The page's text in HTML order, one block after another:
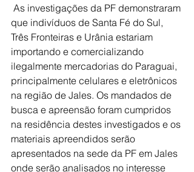
que indivíduos de Santa Fé do Sul,
Três Fronteiras e Urânia estariam
importando e comercializando
ilegalmente mercadorias do Paraguai,
principalmente celulares e eletrônicos
na região de Jales. Os mandados de
busca e apreensão foram cumpridos
na residência destes investigados e os
materiais apreendidos serão
apresentados na sede da PF em Jales
onde serão analisados no interesse